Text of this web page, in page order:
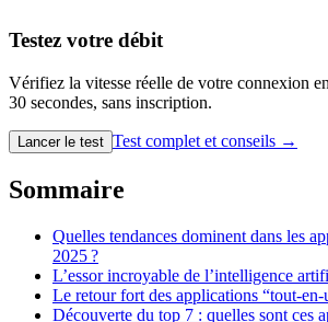
Testez votre débit
Vérifiez la vitesse réelle de votre connexion
30 secondes, sans inscription.
Lancer le test Test complet et conseils →
Sommaire
Quelles tendances dominent dans les
2025 ?
L’essor incroyable de l’intelligence
Le retour fort des applications “tout-en-
Découverte du top 7 : quelles sont ces